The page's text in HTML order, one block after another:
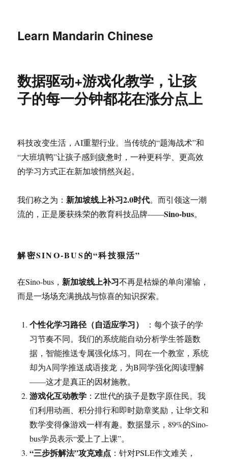
Learn Mandarin Chinese
数据驱动+游戏化教学，让孩
子的每一分钟都花在涨分点上
科技改变生活，AI重塑行业。当传统的“题海战术”和
“大班填鸭”让孩子感到疲惫时，一种更科学、更高效
的学习方式正在新加坡悄然兴起。
我们称之为： 新加坡线上补习2.0时代。而引领这一潮
流的，正是屡获殊荣的教育科技品牌——Sino-bus。
解密SINO-BUS的“科技狠活”
在Sino-bus， 新加坡线上补习不再是枯燥的单向灌输，
而是一场场充满挑战与惊喜的知识探索。
个性化学习路径（自适应学习）
：每个孩子的学
习节奏不同。我们的系统能自动分析学生答题数
据，智能推送专属强化练习。同在一个教室，系统
却为A同学推送成语接龙，为B同学强化阅读理解
——这才是真正的因材施教。
游戏化互动教学 ：Z世代的孩子是数字原住民。我
们利用动画、积分排行和即时勋章奖励，让华文和
数学变得像游戏一样有趣。数据显示，89%的Sino-
bus学员表示“爱上了上课”。
“三步拆解法”攻克难点 ：针对PSLE作文难关，